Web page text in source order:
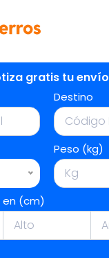
gratis tu envío
Destino
Peso (kg)
en (cm)